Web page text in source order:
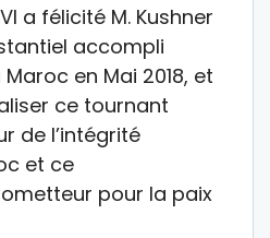
a félicité M. Kushner
accompli
en Mai 2018, et
ce tournant
de l’intégrité
et ce
pour la paix